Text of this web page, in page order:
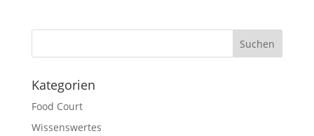
Suchen
Kategorien
Food Court
Wissenswertes